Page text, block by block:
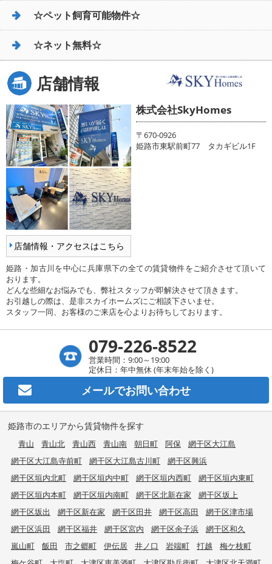
☆ペット飼育可能物件☆
☆ネット無料☆
店舗情報
店舗情報・アクセスはこちら
株式会社SkyHomes
〒670-0926
姫路市東駅前町77 タカギビル1F
姫路・加古川を中心に兵庫県下の全ての賃貸物件をご紹介させて頂いて
おります。
どんな些細なお悩みでも、弊社スタッフが即解決させて頂きます。
お引越しの際は、是非スカイホームズにご相談下さいませ。
スタッフ一同、お客様のご来店を心よりお待ちしております。
079-226-8522
営業時間：9:00～19:00
定休日：年中無休 (年末年始を除く)
メールでお問い合わせ
姫路市のエリアから賃貸物件を探す
青山 青山北 青山西 青山南 朝日町 阿保
網干区大江島
網干区大江島寺前町
網干区大江島古川町
網干区興浜
網干区垣内北町
網干区垣内中町 網干区垣内西町
網干区垣内東町
網干区垣内本町
網干区垣内南町 網干区北新在家
網干区坂上
網干区坂出
網干区新在家 網干区田井 網干区高田
網干区津市場
網干区浜田
網干区福井 網干区宮内 網干区余子浜
網干区和久
嵐山町
飯田 市之郷町 伊伝居 井ノ口 岩端町 打越
梅ケ枝町